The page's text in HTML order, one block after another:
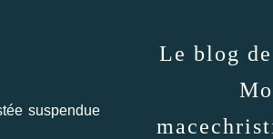
suspendue
Le blog